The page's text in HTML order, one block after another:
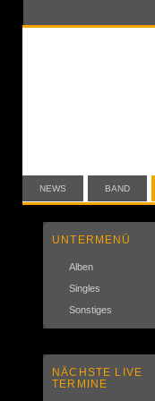
NEWS BAND
UNTERMENÜ
Alben
Singles
Sonstiges
NÄCHSTE LIVE
TERMINE